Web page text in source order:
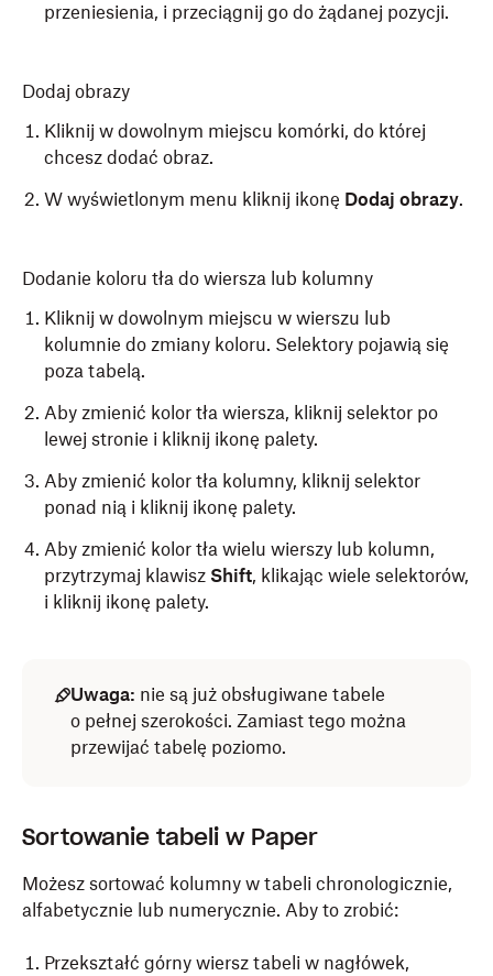
przeniesienia, i przeciągnij go do żądanej pozycji.
Dodaj obrazy
Kliknij w dowolnym miejscu komórki, do której
chcesz dodać obraz.
W wyświetlonym menu kliknij ikonę Dodaj obrazy.
Dodanie koloru tła do wiersza lub kolumny
Kliknij w dowolnym miejscu w wierszu lub
kolumnie do zmiany koloru. Selektory pojawią się
poza tabelą.
Aby zmienić kolor tła wiersza, kliknij selektor po
lewej stronie i kliknij ikonę palety.
Aby zmienić kolor tła kolumny, kliknij selektor
ponad nią i kliknij ikonę palety.
Aby zmienić kolor tła wielu wierszy lub kolumn,
przytrzymaj klawisz Shift, klikając wiele selektorów,
i kliknij ikonę palety.
Uwaga: nie są już obsługiwane tabele
o pełnej szerokości. Zamiast tego można
przewijać tabelę poziomo.
Sortowanie tabeli w Paper
Możesz sortować kolumny w tabeli chronologicznie,
alfabetycznie lub numerycznie. Aby to zrobić:
Przekształć górny wiersz tabeli w nagłówek,